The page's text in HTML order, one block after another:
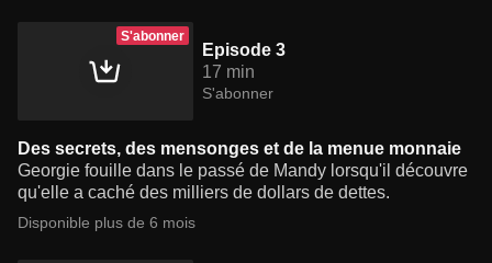
S'abonner
Episode 3
17 min
S'abonner
Des secrets, des mensonges et de la menue monnaie
Georgie fouille dans le passé de Mandy lorsqu'il découvre
qu'elle a caché des milliers de dollars de dettes.
Disponible plus de 6 mois